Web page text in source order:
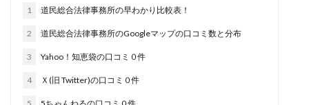
1 道民総合法律事務所の早わかり比較表！
2 道民総合法律事務所のGoogleマップの口コミ数と分布
3 Yahoo！知恵袋の口コミ０件
4 Ｘ(旧 Twitter)の口コミ０件